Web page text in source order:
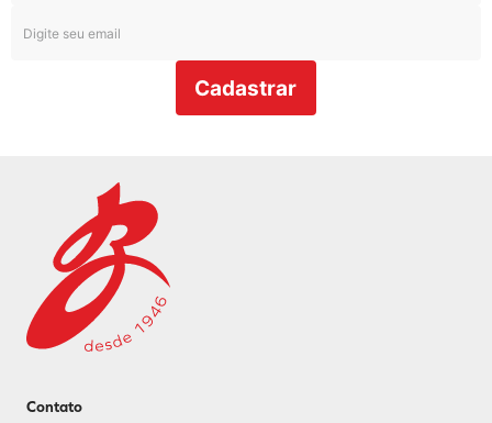
Cadastrar
Contato